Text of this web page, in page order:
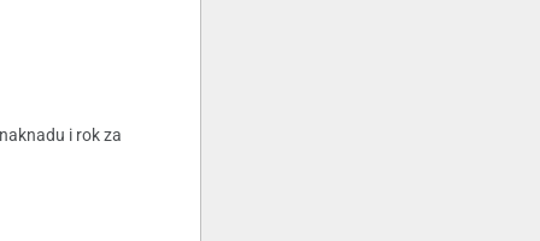
i rok za